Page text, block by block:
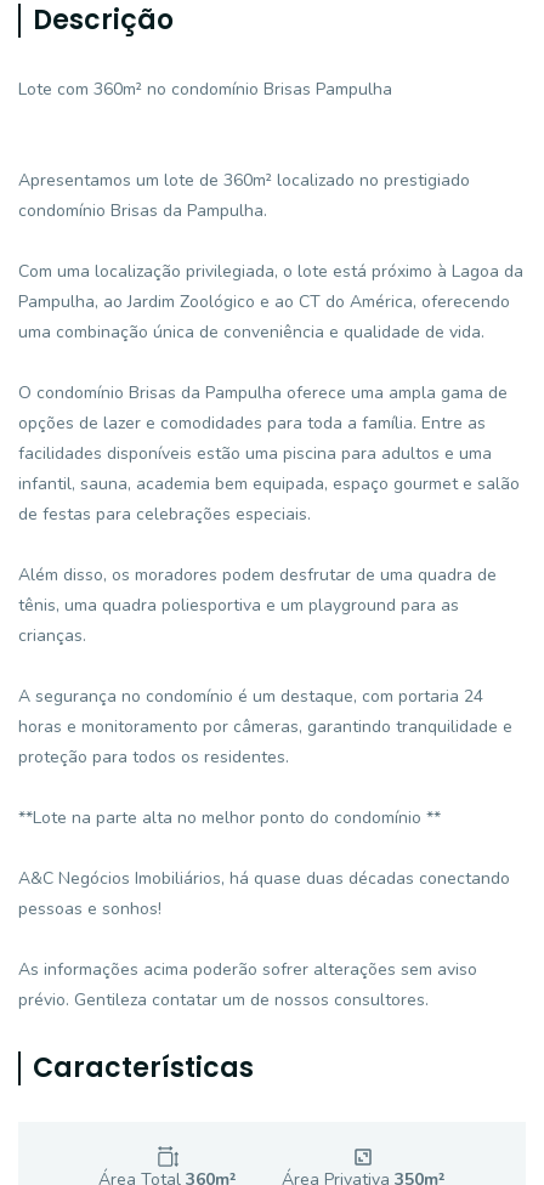
Descrição
Lote com 360m² no condomínio Brisas Pampulha
Apresentamos um lote de 360m² localizado no prestigiado
condomínio Brisas da Pampulha.
Com uma localização privilegiada, o lote está próximo à Lagoa da
Pampulha, ao Jardim Zoológico e ao CT do América, oferecendo
uma combinação única de conveniência e qualidade de vida.
O condomínio Brisas da Pampulha oferece uma ampla gama de
opções de lazer e comodidades para toda a família. Entre as
facilidades disponíveis estão uma piscina para adultos e uma
infantil, sauna, academia bem equipada, espaço gourmet e salão
de festas para celebrações especiais.
Além disso, os moradores podem desfrutar de uma quadra de
tênis, uma quadra poliesportiva e um playground para as
crianças.
A segurança no condomínio é um destaque, com portaria 24
horas e monitoramento por câmeras, garantindo tranquilidade e
proteção para todos os residentes.
**Lote na parte alta no melhor ponto do condomínio **
A&C Negócios Imobiliários, há quase duas décadas conectando
pessoas e sonhos!
As informações acima poderão sofrer alterações sem aviso
prévio. Gentileza contatar um de nossos consultores.
Características
Área Total360m² Área Privativa 350m²